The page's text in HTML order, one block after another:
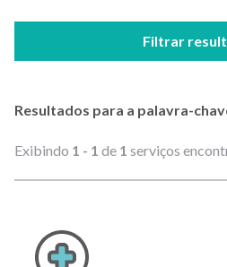
Filtrar
Resultados para a palavra-
Exibindo 1 - 1 de 1 serviços